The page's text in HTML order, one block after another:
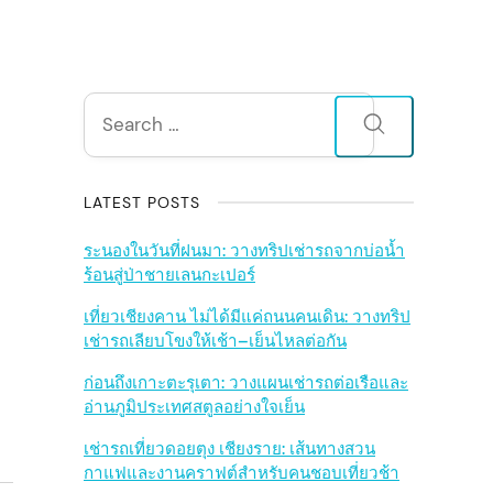
S
i
d
e
b
a
r
Search
for:
LATEST POSTS
ระนองในวันที่ฝนมา: วางทริปเช่ารถจากบ่อน้ำ
ร้อนสู่ป่าชายเลนกะเปอร์
เที่ยวเชียงคาน ไม่ได้มีแค่ถนนคนเดิน: วางทริป
เช่ารถเลียบโขงให้เช้า–เย็นไหลต่อกัน
ก่อนถึงเกาะตะรุเตา: วางแผนเช่ารถต่อเรือและ
อ่านภูมิประเทศสตูลอย่างใจเย็น
เช่ารถเที่ยวดอยตุง เชียงราย: เส้นทางสวน
กาแฟและงานคราฟต์สำหรับคนชอบเที่ยวช้า